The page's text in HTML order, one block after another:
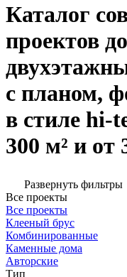
Каталог
проектов
с планом,
в стиле hi-
300 м² и от
Развернуть фильтры
Все проекты
Все проекты
Клееный брус
Комбинированные
Каменные дома
Авторские
Тип